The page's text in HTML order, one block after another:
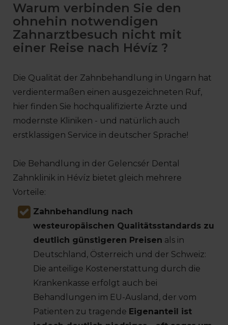
Warum verbinden Sie den
ohnehin notwendigen
Zahnarztbesuch nicht mit
einer Reise nach Hévíz ?
Die Qualität der Zahnbehandlung in Ungarn hat
verdientermaßen einen ausgezeichneten Ruf,
hier finden Sie hochqualifizierte Ärzte und
modernste Kliniken - und natürlich auch
erstklassigen Service in deutscher Sprache!
Die Behandlung in der Gelencsér Dental
Zahnklinik in Hévíz bietet gleich mehrere
Vorteile:
Zahnbehandlung nach
westeuropäischen Qualitätsstandards zu
deutlich günstigeren Preisen als in
Deutschland, Österreich und der Schweiz:
Die anteilige Kostenerstattung durch die
Krankenkasse erfolgt auch bei
Behandlungen im EU-Ausland, der vom
Patienten zu tragende Eigenanteil ist